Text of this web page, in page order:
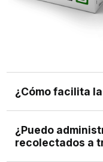
¿Cómo facilita
códigos QR para
los usuarios que los
¿Puedo
recolectados a